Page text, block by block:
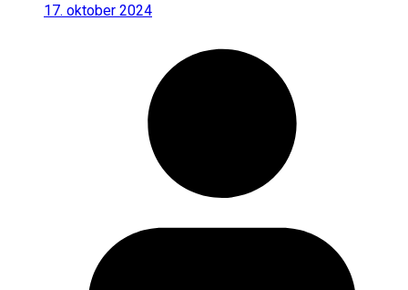
17. oktober 2024